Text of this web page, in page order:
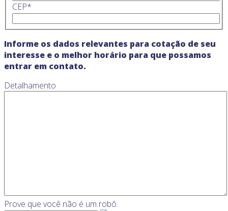
CEP*
Informe os dados relevantes para cotação de seu
interesse e o melhor horário para que possamos
entrar em contato.
Detalhamento
Prove que você não é um robô.